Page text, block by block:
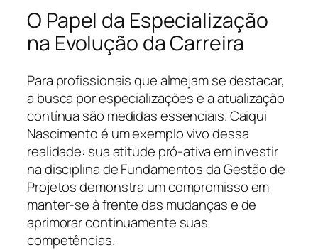
O Papel da Especialização
na Evolução da Carreira
Para profissionais que almejam se destacar,
a busca por especializações e a atualização
contínua são medidas essenciais. Caiqui
Nascimento é um exemplo vivo dessa
realidade: sua atitude pró-ativa em investir
na disciplina de Fundamentos da Gestão de
Projetos demonstra um compromisso em
manter-se à frente das mudanças e de
aprimorar continuamente suas
competências.